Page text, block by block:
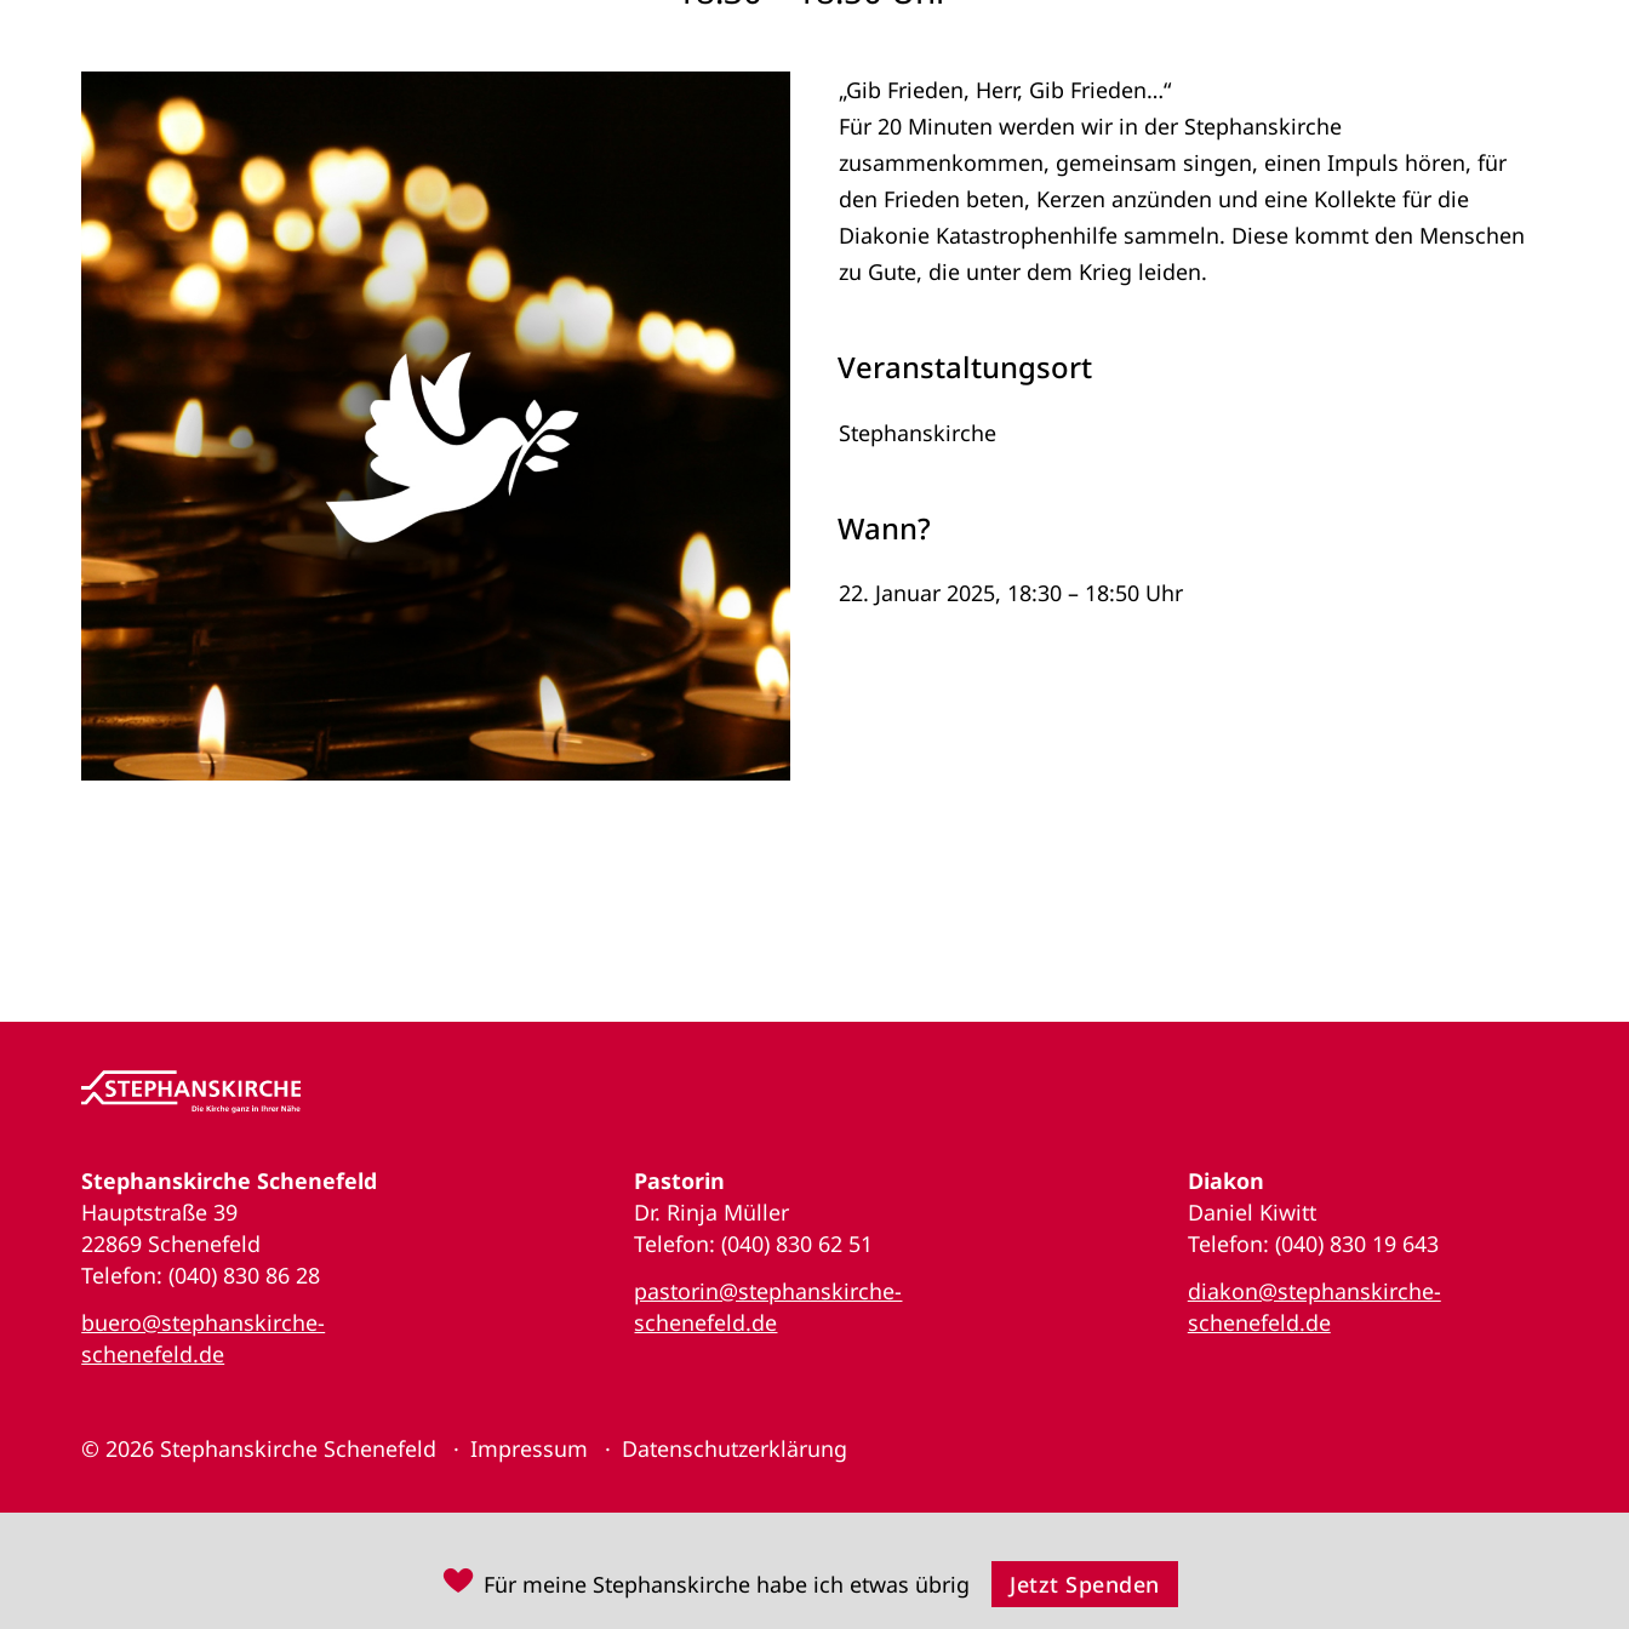
„Gib Frieden, Herr, Gib Frieden…“
Für 20 Minuten werden wir in der Stephanskirche
zusammenkommen, gemeinsam singen, einen Impuls hören, für
den Frieden beten, Kerzen anzünden und eine Kollekte für die
Diakonie Katastrophenhilfe sammeln. Diese kommt den Menschen
zu Gute, die unter dem Krieg leiden.
Veranstaltungsort
Stephanskirche
Wann?
22. Januar 2025, 18:30 – 18:50 Uhr
Stephanskirche Schenefeld
Hauptstraße 39
22869 Schenefeld
Telefon: (040) 830 86 28
buero@stephanskirche-
schenefeld.de
Pastorin
Dr. Rinja Müller
Telefon: (040) 830 62 51
pastorin@stephanskirche-
schenefeld.de
Diakon
Daniel Kiwitt
Telefon: (040) 830 19 643
diakon@stephanskirche-
schenefeld.de
© 2026 Stephanskirche Schenefeld Impressum Datenschutzerklärung
♥ Für meine Stephanskirche habe ich etwas übrig Jetzt Spenden